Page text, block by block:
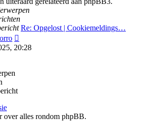
Re: Opgelost | Cookiemeldings…
laatste
20:28
over alles rondom phpBB.